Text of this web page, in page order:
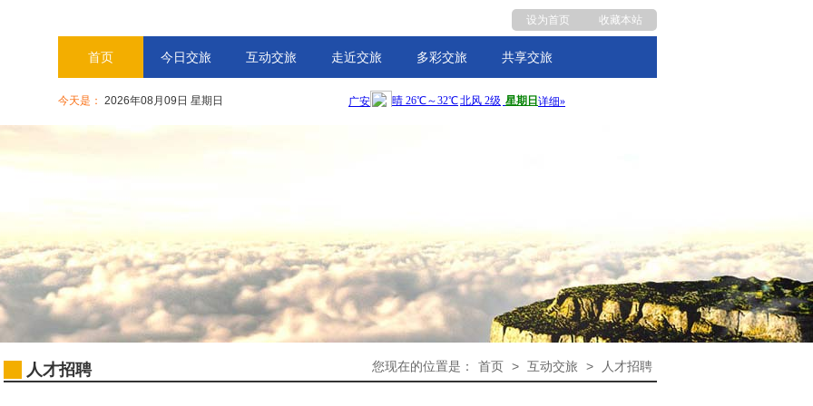
设为首页 收藏本站
今天是： 2026年08月09日 星期日
首页 今日交旅 互动交旅 走近交旅 多彩交旅 共享交旅
您现在的位置是： 首页 > 互动交旅 > 人才招聘
人才招聘